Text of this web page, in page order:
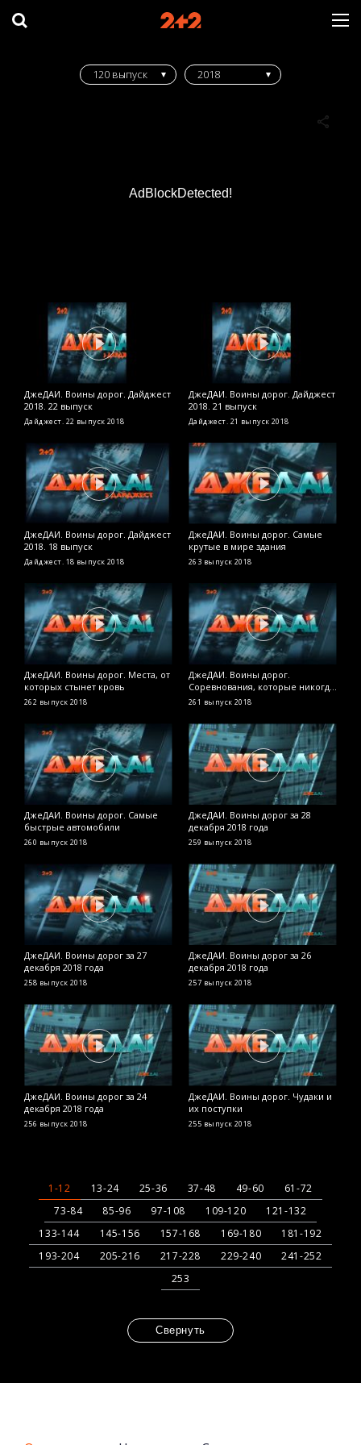
AdBlockDetected!
120 выпуск 2018
ДжеДАИ. Воины дорог. Дайджест
2018. 22 выпуск
Дайджест. 22 выпуск 2018
ДжеДАИ. Воины дорог. Дайджест
2018. 21 выпуск
Дайджест. 21 выпуск 2018
ДжеДАИ. Воины дорог. Дайджест
2018. 18 выпуск
Дайджест. 18 выпуск 2018
ДжеДАИ. Воины дорог. Самые
крутые в мире здания
263 выпуск 2018
ДжеДАИ. Воины дорог. Места, от
которых стынет кровь
262 выпуск 2018
ДжеДАИ. Воины дорог.
Соревнования, которые никогда
не станут олимпийскими
261 выпуск 2018
ДжеДАИ. Воины дорог. Самые
быстрые автомобили
260 выпуск 2018
ДжеДАИ. Воины дорог за 28
декабря 2018 года
259 выпуск 2018
ДжеДАИ. Воины дорог за 27
декабря 2018 года
258 выпуск 2018
ДжеДАИ. Воины дорог за 26
декабря 2018 года
257 выпуск 2018
ДжеДАИ. Воины дорог за 24
декабря 2018 года
256 выпуск 2018
ДжеДАИ. Воины дорог. Чудаки и
их поступки
255 выпуск 2018
1-12 13-24 25-36 37-48 49-60
61-72
73-84
85-96 97-108 109-120
121-132
133-144
145-156 157-168 169-180
181-192
193-204
205-216 217-228 229-240
241-252
253
Свернуть